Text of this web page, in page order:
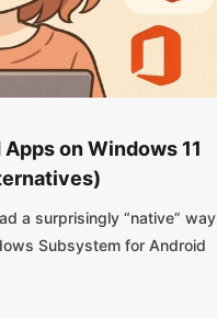
on Windows 11
a surprisingly “native” way
Subsystem for Android